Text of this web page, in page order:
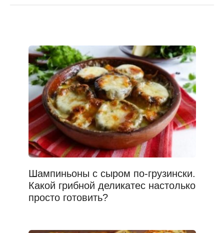
Шампиньоны с сыром по-грузински.
Какой грибной деликатес настолько
просто готовить?